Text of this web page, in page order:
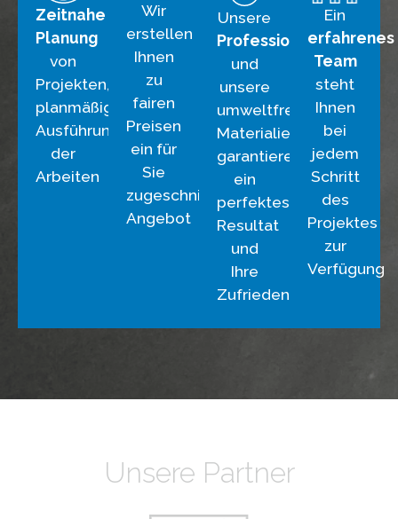
Zeitnahe
Planung
von
Projekten,
planmäßige
Ausführung
der
Arbeiten
Wir
erstellen
Ihnen
zu
fairen
Preisen
ein für
Sie
zugeschnittenes
Angebot
Unsere
Professionalität
und
unsere
umweltfreundlichen
Materialien
garantieren
ein
perfektes
Resultat
und
Ihre
Zufriedenheit
Ein
erfahrenes
Team
steht
Ihnen
bei
jedem
Schritt
des
Projektes
zur
Verfügung
Unsere Partner